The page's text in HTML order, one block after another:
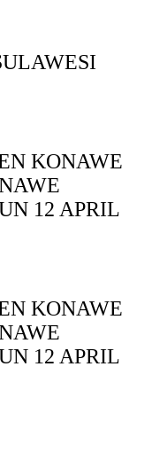
KONAWE
12 APRIL
KONAWE
12 APRIL